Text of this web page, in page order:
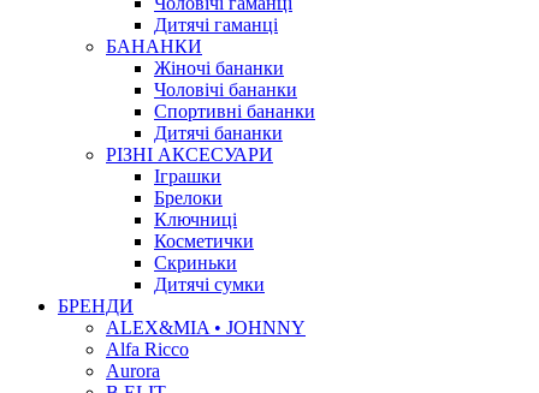
Дитячі гаманці
БАНАНКИ
Жіночі бананки
Чоловічі бананки
Спортивні бананки
Дитячі бананки
РІЗНІ АКСЕСУАРИ
Іграшки
Брелоки
Ключниці
Косметички
Скриньки
Дитячі сумки
БРЕНДИ
ALEX&MIA • JOHNNY
Alfa Ricco
Aurora